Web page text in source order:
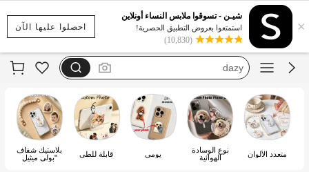
احصلوا عليها الآن ×
شيـن - تسوقوا ملابس النساء أونلاين
استمتعوا بعروض التطبيق الحصرية!
(10,830)
فستان يخفي الكرش
dazy
فستان اكمام طويله
motf
متعدد الألوان
نوع الوسادة
الهوائية
يومي قابلة للطي
بلاستيك شفاف
"بولي ميثيل